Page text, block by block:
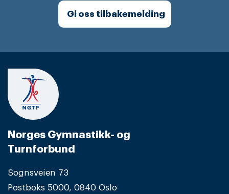
Gi oss tilbakemelding
Norges Gymnastikk- og
Turnforbund
Sognsveien 73
Postboks 5000, 0840 Oslo